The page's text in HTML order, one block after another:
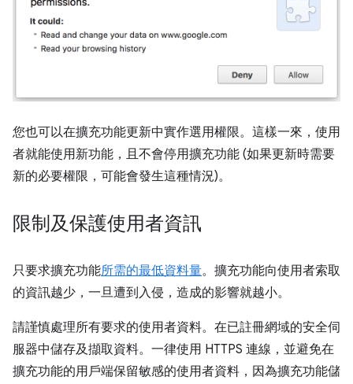
您也可以在擴充功能更新中實作選用權限。這樣一來，使用
者就能使用新功能，且不會停用擴充功能 (如果更新時需要
新的必要權限，可能會發生這種情況)。
限制及保護使用者資訊
只要求擴充功能所需的最低資料量。擴充功能向使用者索取
的資訊越少，一旦遭到入侵，造成的影響就越小。
請謹慎處理所有要求的使用者資料。在已註冊網域的安全伺
服器中儲存及擷取資料。一律使用 HTTPS 連線，並避免在
擴充功能的用戶端保留敏感的使用者資料，因為擴充功能儲